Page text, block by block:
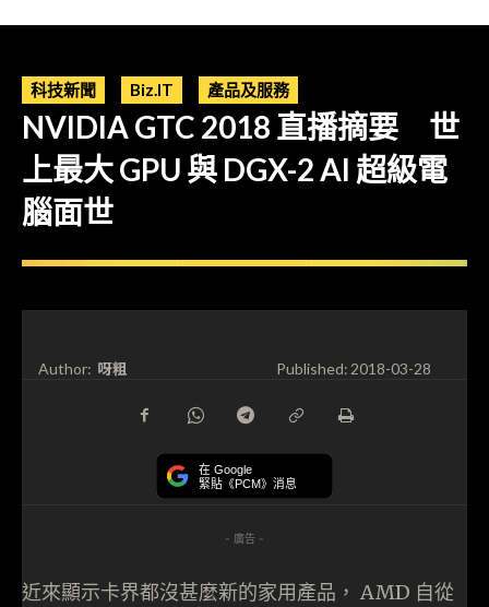
科技新聞 Biz.IT 產品及服務
NVIDIA GTC 2018 直播摘要 世
上最大 GPU 與 DGX-2 AI 超級電
腦面世
Author: 呀粗 Published:2018-03-28
在 Google
緊貼《PCM》消息
- 廣告 -
近來顯示卡界都沒甚麼新的家用產品， AMD 自從